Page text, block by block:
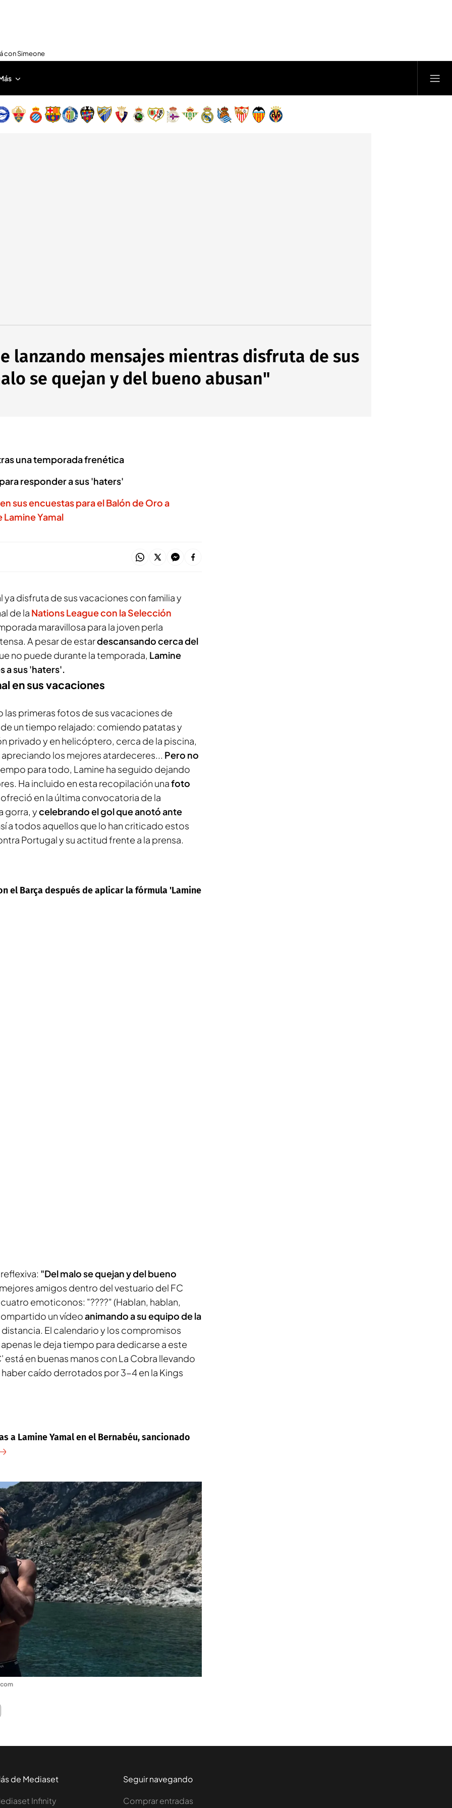
con Simeone
lanzando mensajes mientras disfruta de sus
se quejan y del bueno abusan"
una temporada frenética
responder a sus 'haters'
sus encuestas para el Balón de Oro a
Yamal
ya disfruta de sus vacaciones con familia y
de la Nations League con la Selección
maravillosa para la joven perla
A pesar de estardescansando cerca del
no puede durante la temporada, Lamine
a sus 'haters'.
en sus vacaciones
las primeras fotos de sus vacaciones de
un tiempo relajado: comiendo patatas y
privado y en helicóptero, cerca de la piscina,
los mejores atardeceres... Pero no
para todo, Lamine ha seguido dejando
Ha incluido en esta recopilación unafoto
en la última convocatoria de la
gorra, ycelebrando el gol que anotó ante
a todos aquellos que lo han criticado estos
Portugal y su actitud frente a la prensa.
el Barça después de aplicar la fórmula 'Lamine
"Del malo se quejan y del bueno
amigos dentro del vestuario del FC
emoticonos: "?️?️??" (Hablan, hablan,
un vídeoanimando a su equipo de la
distancia. El calendario y los compromisos
le deja tiempo para dedicarse a este
en buenas manos con La Cobra llevando
haber caído derrotados por 3-4 en la Kings
a Lamine Yamal en el Bernabéu, sancionado
de Mediaset
Infinity
Seguir navegando
Comprar entradas